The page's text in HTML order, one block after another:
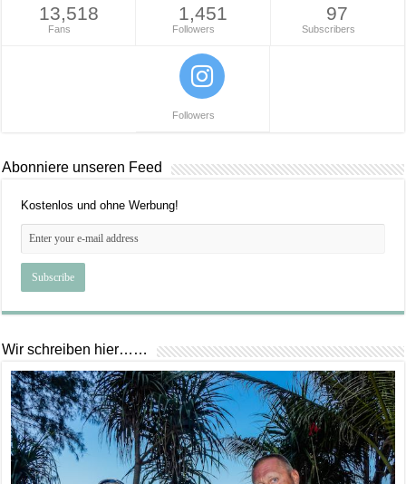
13,518
Fans
1,451
Followers
97
Subscribers
Followers
Abonniere unseren Feed
Kostenlos und ohne Werbung!
Wir schreiben hier……